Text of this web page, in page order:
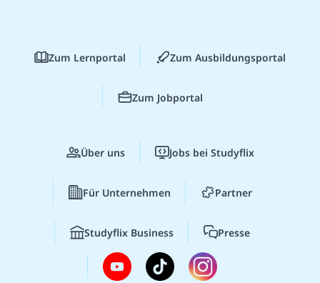
Zum Lernportal Zum Ausbildungsportal
Zum Jobportal
Über uns Jobs bei Studyflix
Für Unternehmen Partner
Studyflix Business Presse